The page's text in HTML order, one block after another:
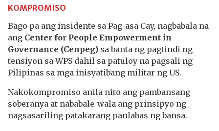
KOMPROMISO
Bago pa ang insidente sa Pag-asa Cay, nagbabala na
ang Center for People Empowerment in
Governance (Cenpeg) sa banta ng pagtindi ng
tensiyon sa WPS dahil sa patuloy na pagsali ng
Pilipinas sa mga inisyatibang militar ng US.
Nakokompromiso anila nito ang pambansang
soberanya at nababale-wala ang prinsipyo ng
nagsasariling patakarang panlabas ng bansa.